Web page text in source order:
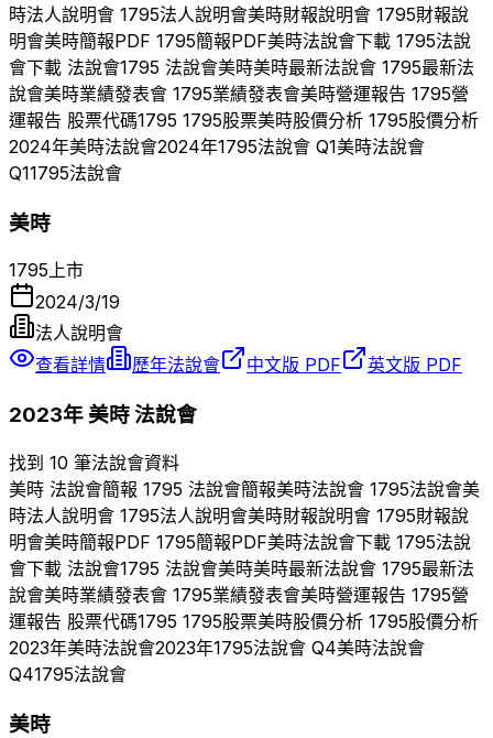
時法人說明會 1795法人說明會美時財報說明會 1795財報說
明會美時簡報PDF 1795簡報PDF美時法說會下載 1795法說
會下載 法說會1795 法說會美時美時最新法說會 1795最新法
說會美時業績發表會 1795業績發表會美時營運報告 1795營
運報告 股票代碼1795 1795股票美時股價分析 1795股價分析
2024年美時法說會2024年1795法說會 Q1美時法說會
Q11795法說會
美時
1795上市
2024/3/19
法人說明會
查看詳情
歷年法說會 中文版 PDF 英文版 PDF
2023年美時法說會
找到 10 筆法說會資料
美時 法說會簡報 1795 法說會簡報美時法說會 1795法說會美
時法人說明會 1795法人說明會美時財報說明會 1795財報說
明會美時簡報PDF 1795簡報PDF美時法說會下載 1795法說
會下載 法說會1795 法說會美時美時最新法說會 1795最新法
說會美時業績發表會 1795業績發表會美時營運報告 1795營
運報告 股票代碼1795 1795股票美時股價分析 1795股價分析
2023年美時法說會2023年1795法說會 Q4美時法說會
Q41795法說會
美時